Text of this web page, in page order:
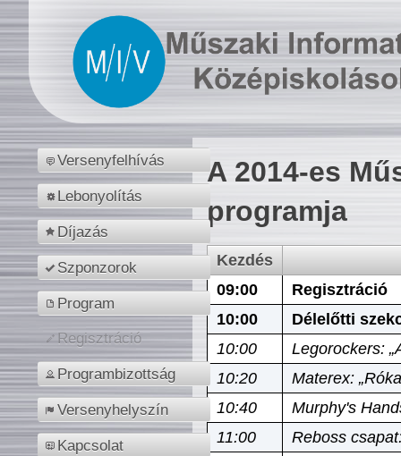
Versenyfelhívás
Lebonyolítás
Díjazás
Szponzorok
Program
Regisztráció
Programbizottság
Versenyhelyszín
Kapcsolat
A 2014-es
programja
Kezdés
09:00
Regisztráció
10:00
Délelőtti
10:00
Legorockers:
10:20
Materex:
10:40
Murphy's
11:00
Reboss